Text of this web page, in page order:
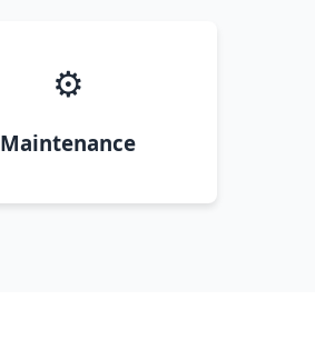
⚙️
Maintenance